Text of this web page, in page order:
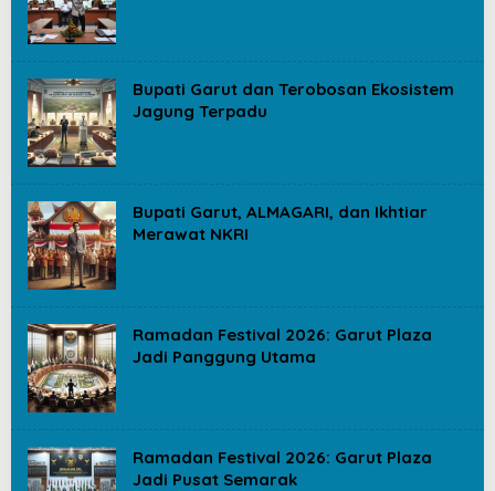
Bupati Garut dan Terobosan Ekosistem
Jagung Terpadu
Bupati Garut, ALMAGARI, dan Ikhtiar
Merawat NKRI
Ramadan Festival 2026: Garut Plaza
Jadi Panggung Utama
Ramadan Festival 2026: Garut Plaza
Jadi Pusat Semarak